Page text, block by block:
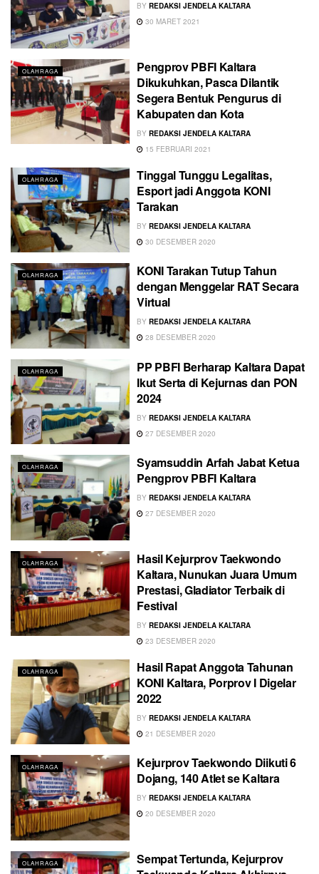
BY REDAKSI JENDELA KALTARA
30 MARET 2021
OLAHRAGA
Pengprov PBFI Kaltara
Dikukuhkan, Pasca Dilantik
Segera Bentuk Pengurus di
Kabupaten dan Kota
BY REDAKSI JENDELA KALTARA
15 FEBRUARI 2021
OLAHRAGA
Tinggal Tunggu Legalitas,
Esport jadi Anggota KONI
Tarakan
BY REDAKSI JENDELA KALTARA
30 DESEMBER 2020
OLAHRAGA
KONI Tarakan Tutup Tahun
dengan Menggelar RAT Secara
Virtual
BY REDAKSI JENDELA KALTARA
28 DESEMBER 2020
OLAHRAGA
PP PBFI Berharap Kaltara Dapat
Ikut Serta di Kejurnas dan PON
2024
BY REDAKSI JENDELA KALTARA
27 DESEMBER 2020
OLAHRAGA
Syamsuddin Arfah Jabat Ketua
Pengprov PBFI Kaltara
BY REDAKSI JENDELA KALTARA
27 DESEMBER 2020
OLAHRAGA
Hasil Kejurprov Taekwondo
Kaltara, Nunukan Juara Umum
Prestasi, Gladiator Terbaik di
Festival
BY REDAKSI JENDELA KALTARA
23 DESEMBER 2020
OLAHRAGA
Hasil Rapat Anggota Tahunan
KONI Kaltara, Porprov I Digelar
2022
BY REDAKSI JENDELA KALTARA
21 DESEMBER 2020
OLAHRAGA
Kejurprov Taekwondo Diikuti 6
Dojang, 140 Atlet se Kaltara
BY REDAKSI JENDELA KALTARA
20 DESEMBER 2020
OLAHRAGA
Sempat Tertunda, Kejurprov